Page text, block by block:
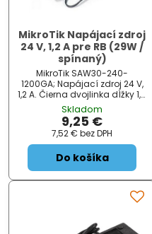
MikroTik Napájací zdroj
24 V, 1,2 A pre RB (29W /
spínaný)
MikroTik SAW30-240-
1200GA; Napájací zdroj 24 V,
1,2 A. Čierna dvojlinka dĺžky 1,5
m zakončená štandardným
okrúhlym napájacím
konektorom 2,1 mm. Jedná sa
o veľmi kvalitný zdroj
dodávaný ako značkové
príslušenstvo výrobcov ...
Skladom
9,25 €
7,52 € bez DPH
Do košíka